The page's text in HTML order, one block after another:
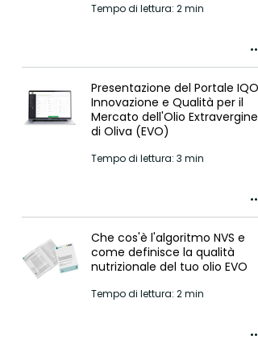
Tempo di lettura: 2 min
Presentazione del Portale IQO:
Innovazione e Qualità per il
Mercato dell'Olio Extravergine
di Oliva (EVO)
Tempo di lettura: 3 min
Che cos'è l'algoritmo NVS e
come definisce la qualità
nutrizionale del tuo olio EVO
Tempo di lettura: 2 min